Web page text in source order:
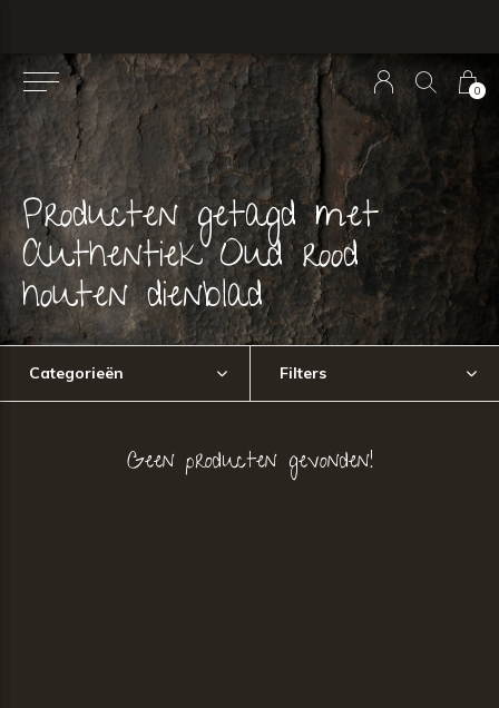
0
Producten getagd met
Authentiek Oud rood
houten dienblad
Categorieën Filters
Geen producten gevonden!